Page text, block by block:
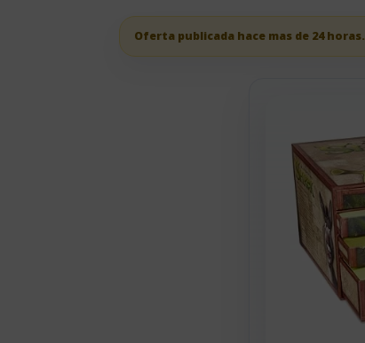
Oferta publicada hace mas de 24 horas.